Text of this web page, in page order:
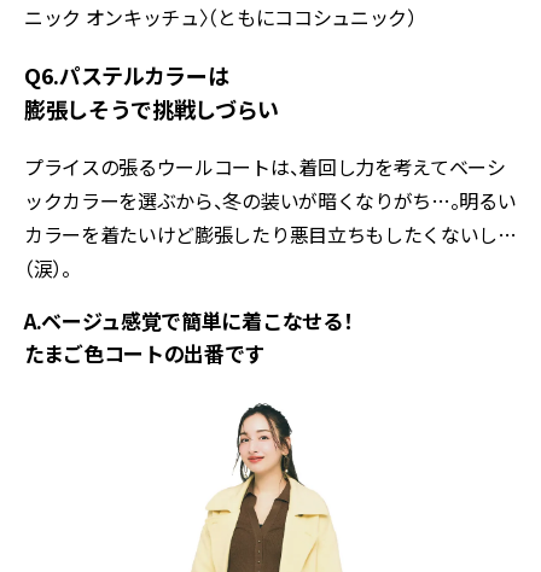
ニック オンキッチュ〉（ともにココシュニック）
Q6.パステルカラーは
膨張しそうで挑戦しづらい
プライスの張るウールコートは、着回し力を考えてベーシ
ックカラーを選ぶから、冬の装いが暗くなりがち…。明るい
カラーを着たいけど膨張したり悪目立ちもしたくないし…
（涙）。
A.ベージュ感覚で簡単に着こなせる！
たまご色コートの出番です